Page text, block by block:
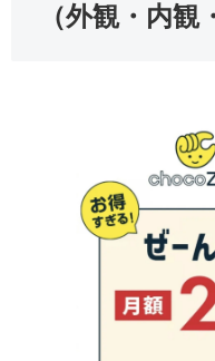
（外観・内観